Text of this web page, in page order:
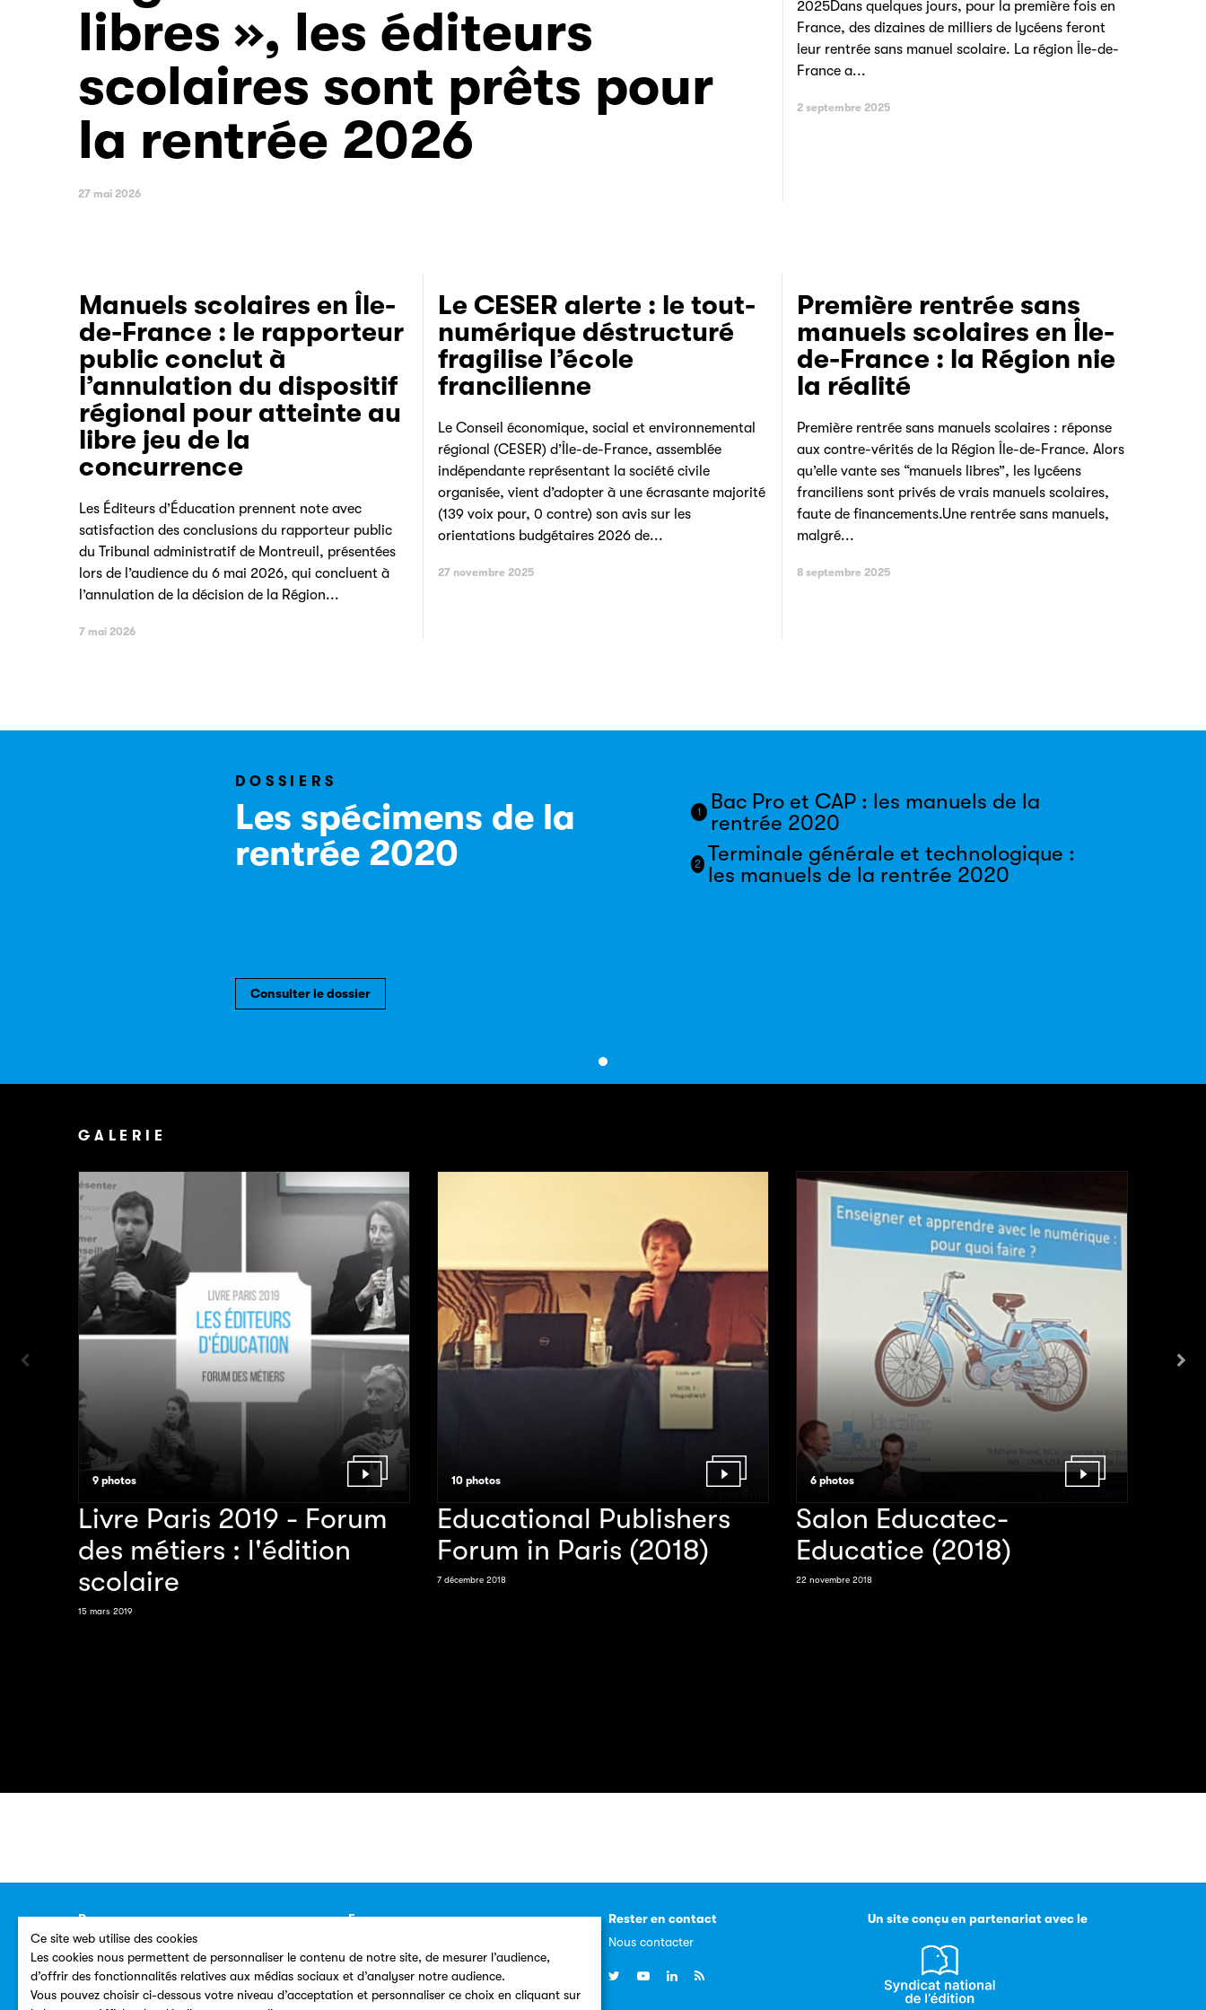
Ce site web utilise des cookies
Les cookies nous permettent de personnaliser le contenu de notre site, de mesurer l’audience,
d’offrir des fonctionnalités relatives aux médias sociaux et d’analyser notre audience.
Vous pouvez choisir ci-dessous votre niveau d’acceptation et personnaliser ce choix en cliquant sur
libres », les éditeurs
scolaires sont prêts pour
la rentrée 2026
27 mai 2026
2025Dans quelques jours, pour la première fois en
France, des dizaines de milliers de lycéens feront
leur rentrée sans manuel scolaire. La région Île-de-
France a...
2 septembre 2025
Manuels scolaires en Île-
de-France : le rapporteur
public conclut à
l’annulation du dispositif
régional pour atteinte au
libre jeu de la
concurrence
Les Éditeurs d’Éducation prennent note avec
satisfaction des conclusions du rapporteur public
du Tribunal administratif de Montreuil, présentées
lors de l’audience du 6 mai 2026, qui concluent à
l’annulation de la décision de la Région...
7 mai 2026
Le CESER alerte : le tout-
numérique déstructuré
fragilise l’école
francilienne
Le Conseil économique, social et environnemental
régional (CESER) d’Île-de-France, assemblée
indépendante représentant la société civile
organisée, vient d’adopter à une écrasante majorité
(139 voix pour, 0 contre) son avis sur les
orientations budgétaires 2026 de...
27 novembre 2025
Première rentrée sans
manuels scolaires en Île-
de-France : la Région nie
la réalité
Première rentrée sans manuels scolaires : réponse
aux contre-vérités de la Région Île-de-France. Alors
qu’elle vante ses “manuels libres”, les lycéens
franciliens sont privés de vrais manuels scolaires,
faute de financements.Une rentrée sans manuels,
malgré...
8 septembre 2025
DOSSIERS
Les spécimens de la
rentrée 2020
1
Bac Pro et CAP : les manuels de la
rentrée 2020
2 Terminale générale et technologique :
les manuels de la rentrée 2020
Consulter le dossier
GALERIE
9 photos
Livre Paris 2019 - Forum
des métiers : l'édition
scolaire
15 mars 2019
10 photos
Educational Publishers
Forum in Paris (2018)
7 décembre 2018
6 photos
Salon Educatec-
Educatice (2018)
22 novembre 2018
Ressources
Annuaire
Plan du site
Espace presse
Dossiers, communiqués
Rester en contact
Nous contacter
Un site conçu en partenariat avec le